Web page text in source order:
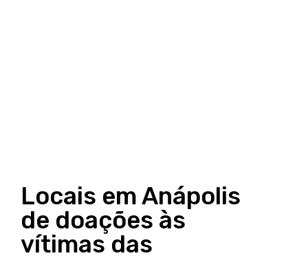
Locais em Anápolis
de doações às
vítimas das